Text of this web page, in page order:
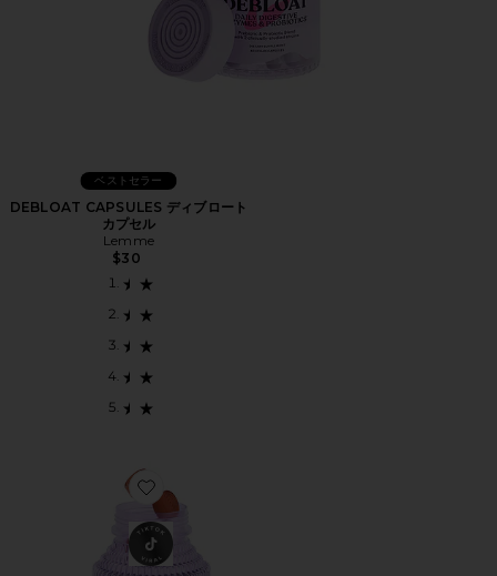
ベストセラー
DEBLOAT CAPSULES ディブロート
カプセル
Lemme
$30
Favorite TONE METABOLISM GUMMIES サプリメント